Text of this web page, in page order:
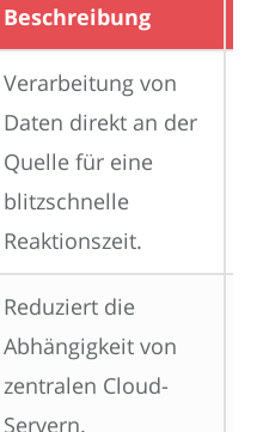
Beschreibung
Verarbeitung von
Daten direkt an der
Quelle für eine
blitzschnelle
Reaktionszeit.
Reduziert die
Abhängigkeit von
zentralen Cloud-
Servern.